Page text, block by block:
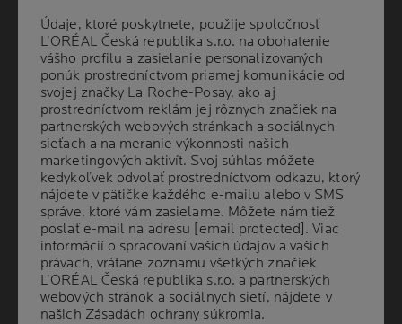
OBJEM
DOPORUČOVANÉ
DERMATOLÓGMI
Vysoko ochranné sérum, neviditeľné na pleti,
nezanecháva biele stopy.
Obsahuje kyselinu hyalurónovú, niacínamid a
vitamín E.
Testované v znečistenom meste s vysokou
úrovňou UV žiarenia, horúčavy a vlhkosti.
Údaje, ktoré poskytnete, použije spoločnosť
L’ORÉAL Česká republika s.r.o. na obohatenie
vášho profilu a zasielanie personalizovaných
ponúk prostredníctvom priamej komunikácie od
svojej značky La Roche-Posay, ako aj
prostredníctvom reklám jej rôznych značiek na
partnerských webových stránkach a sociálnych
sieťach a na meranie výkonnosti našich
marketingových aktivít. Svoj súhlas môžete
kedykoľvek odvolať prostredníctvom odkazu, ktorý
nájdete v pätičke každého e-mailu alebo v SMS
správe, ktoré vám zasielame. Môžete nám tiež
poslať e-mail na adresu
[email protected] . Viac
informácií o spracovaní vašich údajov a vašich
právach, vrátane zoznamu všetkých značiek
L’ORÉAL Česká republika s.r.o. a partnerských
webových stránok a sociálnych sietí, nájdete v
našich Zásadách ochrany súkromia.
Údaje, ktoré poskytnete, použije spoločnosť
L’ORÉAL Česká republika s.r.o. na obohatenie
vášho profilu a zasielanie personalizovaných
ponúk prostredníctvom priamej komunikácie od
svojej značky La Roche-Posay, ako aj
prostredníctvom reklám jej rôznych značiek na
partnerských webových stránkach a sociálnych
sieťach a na meranie výkonnosti našich
marketingových aktivít. Svoj súhlas môžete
kedykoľvek odvolať prostredníctvom odkazu, ktorý
nájdete v pätičke každého e-mailu alebo v SMS
správe, ktoré vám zasielame. Môžete nám tiež
poslať e-mail na adresu
[email protected] . Viac
informácií o spracovaní vašich údajov a vašich
právach, vrátane zoznamu všetkých značiek
L’ORÉAL Česká republika s.r.o. a partnerských
webových stránok a sociálnych sietí, nájdete v
našich Zásadách ochrany súkromia.